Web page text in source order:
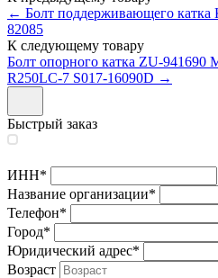
← Болт поддерживающего катка
82085
К следующему товару
Болт опорного катка ZU-
R250LC-7 S017-16090D →
Быстрый заказ
ИНН*
Название организации*
Телефон*
Город*
Юридический адрес*
Возраст